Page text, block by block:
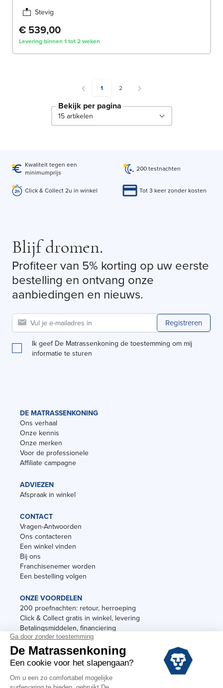
Stevig
€ 539,00
Levering binnen 1 tot 2 weken
You're currently reading page
1 Pagina
2
Bekijk per pagina
Kwaliteit tegen een
minimumprijs
200 testnachten
Click & Collect 2u in winkel Tot 3 keer zonder kosten
Blijf dromen.
Profiteer van 5% korting op uw eerste
bestelling en ontvang onze
aanbiedingen en nieuws.
Registreren
Ik geef De Matrassenkoning de toestemming om mij
informatie te sturen
DE MATRASSENKONING
Ons verhaal
Onze kennis
Onze merken
Voor de professionele
Affiliate campagne
ADVIEZEN
Afspraak in winkel
CONTACT
Vragen-Antwoorden
Ons contacteren
Een winkel vinden
Bij ons
Franchisenemer worden
Een bestelling volgen
ONZE VOORDELEN
200 proefnachten: retour, herroeping
Click & Collect gratis in winkel, levering
Betalingsmiddelen, financiering
Garantie
Black Friday